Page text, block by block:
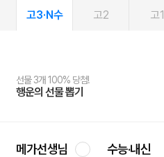
고3·N수 고2 고1
선물 3개 100% 당첨!
행운의 선물 뽑기
선물 100% 증정!
메가스터디 X 올리브
여름방학 스터디 캐시백
메가런 썸머스쿨
2027 러셀 단과
강사 공개선발
스마트러닝앱
설문 EVENT
메가패스
3일 무료 체험권
메가패스 수강생 무료혜택!
메가클럽 멤버십
사회공헌 캠페인
희망이룸 메가나눔
메가선생님 수능·내신